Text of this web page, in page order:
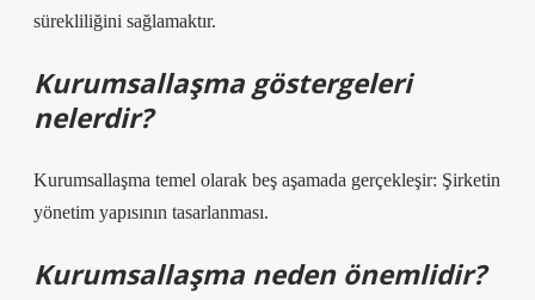
sürekliliğini sağlamaktır.
Kurumsallaşma göstergeleri
nelerdir?
Kurumsallaşma temel olarak beş aşamada gerçekleşir: Şirketin
yönetim yapısının tasarlanması.
Kurumsallaşma neden önemlidir?